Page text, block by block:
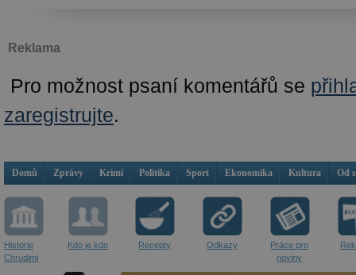
Reklama
Pro možnost psaní komentářů se
zaregistrujte.
Domů Zprávy Krimi Politika Sport Ekonomika Kultura Od
Historie
Chrudimi
Kdo je kdo Recepty Odkazy
Práce pro
noviny